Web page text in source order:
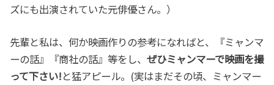
ズにも出演されていた元俳優さん。）
先輩と私は、何か映画作りの参考になればと、『ミャンマ
ーの話』『商社の話』等をし、ぜひミャンマーで映画を撮
って下さい!と猛アピール。(実はまだその頃、ミャンマー